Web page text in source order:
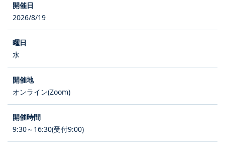
2026/8/19
水
オンライン(Zoom)
9:30～16:30(受付9:00)